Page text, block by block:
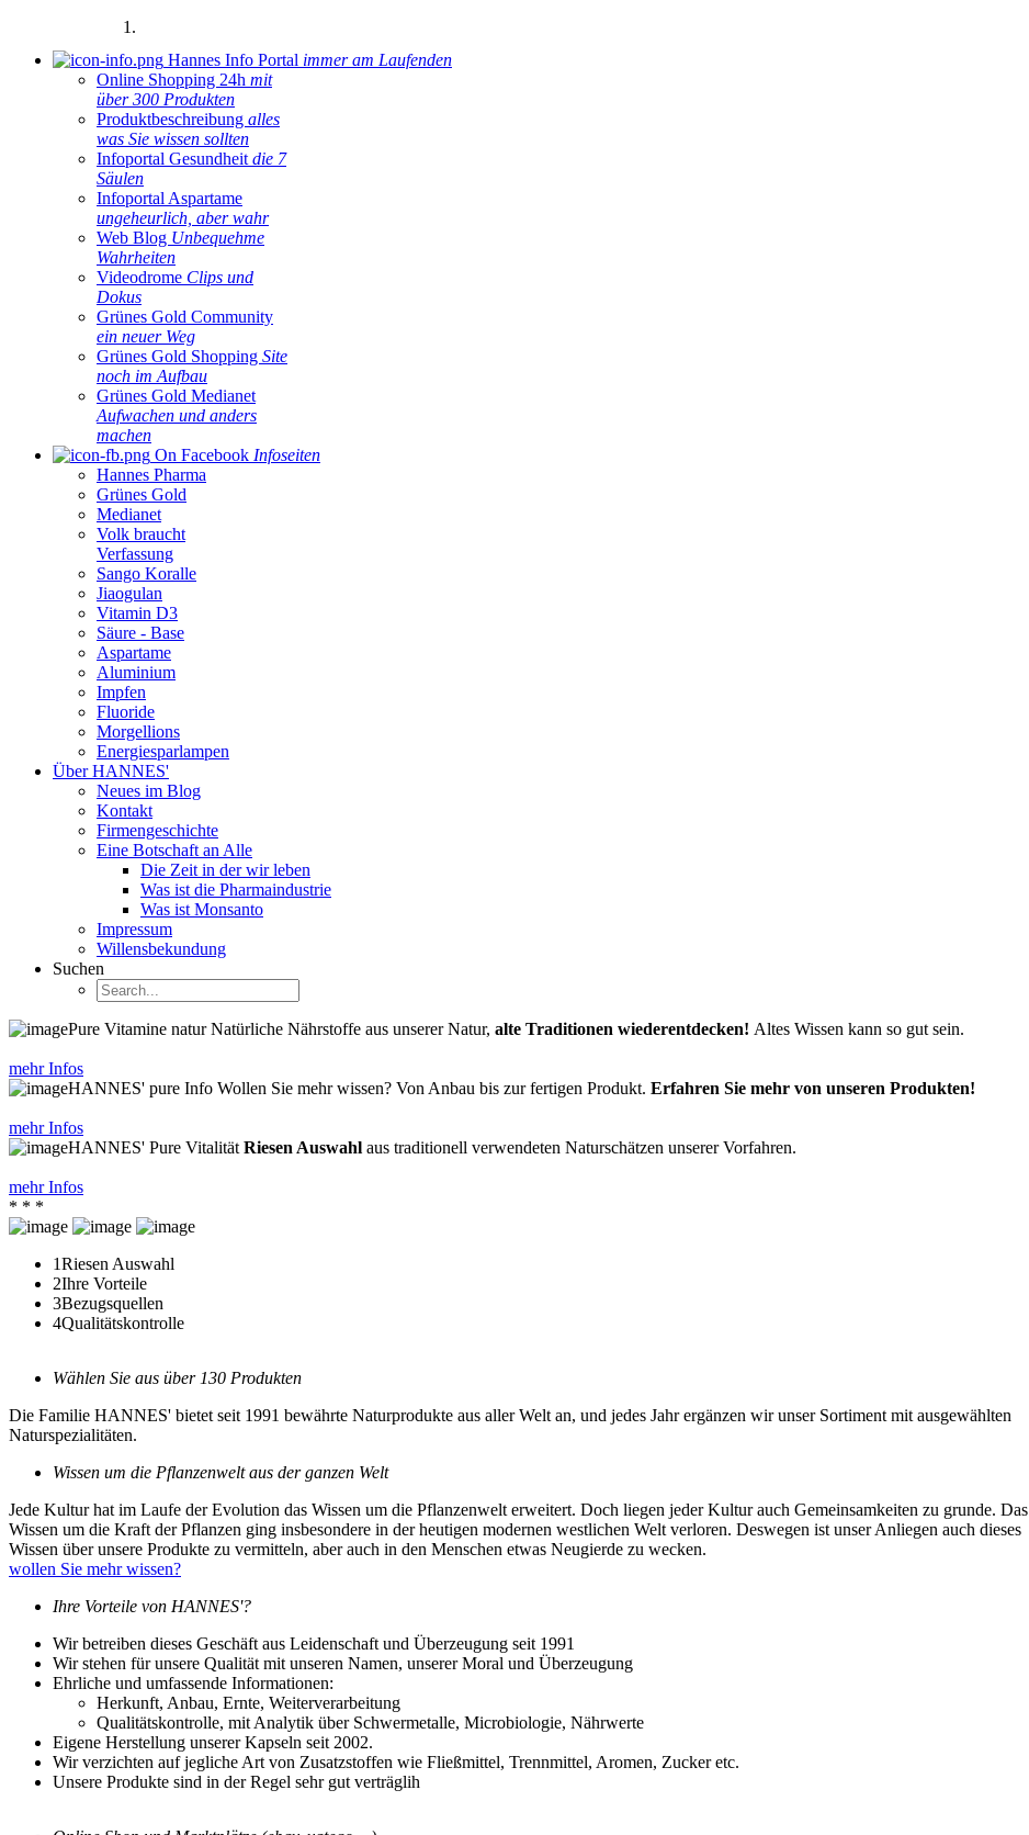
Hannes Info Portal immer am Laufenden
Online Shopping 24h mit
über 300 Produkten
Produktbeschreibung alles
was Sie wissen sollten
Infoportal Gesundheit die 7
Säulen
Infoportal Aspartame
ungeheurlich, aber wahr
Web Blog Unbequehme
Wahrheiten
Videodrome Clips und
Dokus
Grünes Gold Community
ein neuer Weg
Grünes Gold Shopping Site
noch im Aufbau
Grünes Gold Medianet
Aufwachen und anders
machen
On Facebook Infoseiten
Hannes Pharma
Grünes Gold
Medianet
Volk braucht
Verfassung
Sango Koralle
Jiaogulan
Vitamin D3
Säure - Base
Aspartame
Aluminium
Impfen
Fluoride
Morgellions
Energiesparlampen
Über HANNES'
Neues im Blog
Kontakt
Firmengeschichte
Eine Botschaft an Alle
Die Zeit in der wir leben
Was ist die Pharmaindustrie
Was ist Monsanto
Impressum
Willensbekundung
Suchen
Pure Vitamine natur Natürliche Nährstoffe aus unserer Natur, alte Traditionen wiederentdecken! Altes Wissen kann so gut sein.
mehr Infos
HANNES' pure Info Wollen Sie mehr wissen? Von Anbau bis zur fertigen Produkt. Erfahren Sie mehr von unseren Produkten!
mehr Infos
HANNES' Pure Vitalität Riesen Auswahl aus traditionell verwendeten Naturschätzen unserer Vorfahren.
mehr Infos
* * *
1Riesen Auswahl
2Ihre Vorteile
3Bezugsquellen
4Qualitätskontrolle
Wählen Sie aus über 130 Produkten
Die Familie HANNES' bietet seit 1991 bewährte Naturprodukte aus aller Welt an, und jedes Jahr ergänzen wir unser Sortiment mit ausgewählten
Naturspezialitäten.
Wissen um die Pflanzenwelt aus der ganzen Welt
Jede Kultur hat im Laufe der Evolution das Wissen um die Pflanzenwelt erweitert. Doch liegen jeder Kultur auch Gemeinsamkeiten zu grunde. Das
Wissen um die Kraft der Pflanzen ging insbesondere in der heutigen modernen westlichen Welt verloren. Deswegen ist unser Anliegen auch dieses
Wissen über unsere Produkte zu vermitteln, aber auch in den Menschen etwas Neugierde zu wecken.
wollen Sie mehr wissen?
Ihre Vorteile von HANNES'?
Wir betreiben dieses Geschäft aus Leidenschaft und Überzeugung seit 1991
Wir stehen für unsere Qualität mit unseren Namen, unserer Moral und Überzeugung
Ehrliche und umfassende Informationen:
Herkunft, Anbau, Ernte, Weiterverarbeitung
Qualitätskontrolle, mit Analytik über Schwermetalle, Microbiologie, Nährwerte
Eigene Herstellung unserer Kapseln seit 2002.
Wir verzichten auf jegliche Art von Zusatzstoffen wie Fließmittel, Trennmittel, Aromen, Zucker etc.
Unsere Produkte sind in der Regel sehr gut verträglih